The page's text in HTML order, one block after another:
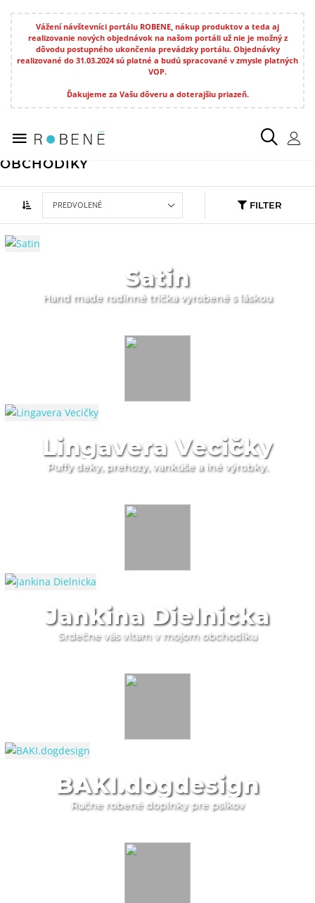
Vážení návštevníci portálu ROBENE, nákup produktov a teda aj
realizovanie nových objednávok na našom portáli už nie je možný z
dôvodu postupného ukončenia prevádzky portálu. Objednávky
realizované do 31.03.2024 sú platné a budú spracované v zmysle platných
VOP.
Ďakujeme za Vašu dôveru a doterajšiu priazeň.
Obchodíky
OBCHODÍKY
FILTER
Satin
Hand made rodinné trička vyrobené s láskou
Lingavera Vecičky
Puffy deky, prehozy, vankúše a iné výrobky.
Jankina Dielnicka
Srdečne vás vítam v mojom obchodíku
BAKI.dogdesign
Ručne robené doplnky pre psíkov